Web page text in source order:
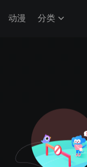
动漫 分类